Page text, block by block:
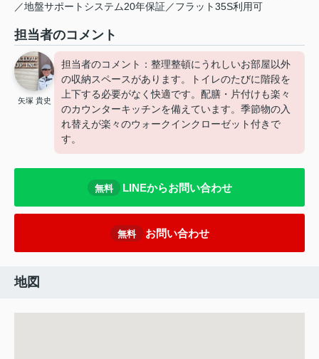
／地盤サポートシステム20年保証／フラット35S利用可
担当者のコメント
矢塚 貴史
担当者のコメント：整理整頓にうれしいお部屋以外
の収納スペースがあります。トイレのたびに階段を
上下する必要がなく快適です。配膳・片付けも楽々
のカウンターキッチンを備えています。季節物の入
れ替えが楽々のウォークインクローゼット付きで
す。
無料 LINEからお問い合わせ
無料 お問い合わせ
地図